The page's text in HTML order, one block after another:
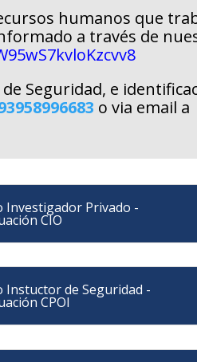
humanos que
a través de
Seguridad, e
o via email a
Investigador Privado -
CIO
Instuctor de Seguridad -
CPOI